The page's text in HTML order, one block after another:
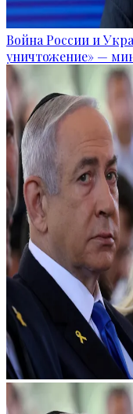
Война России и
уничтожение» —